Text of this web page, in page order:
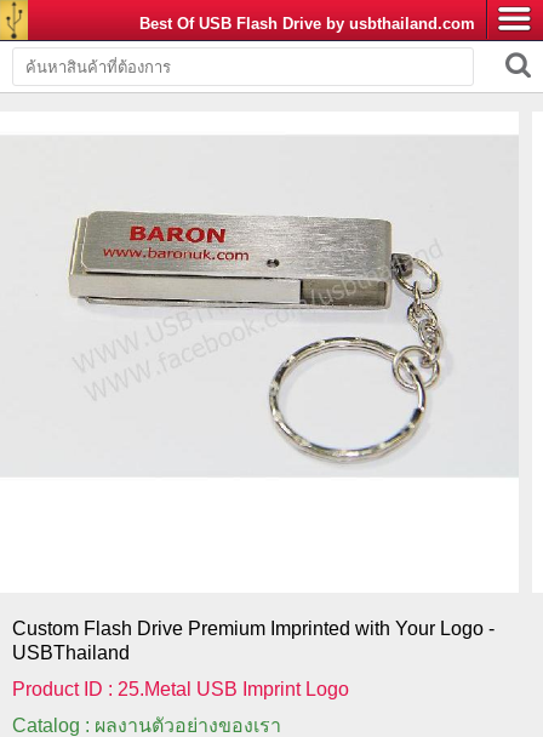
Best Of USB Flash Drive by usbthailand.com
Custom Flash Drive Premium Imprinted with Your Logo -
USBThailand
Product ID : 25.Metal USB Imprint Logo
Catalog : ผลงานตัวอย่างของเรา